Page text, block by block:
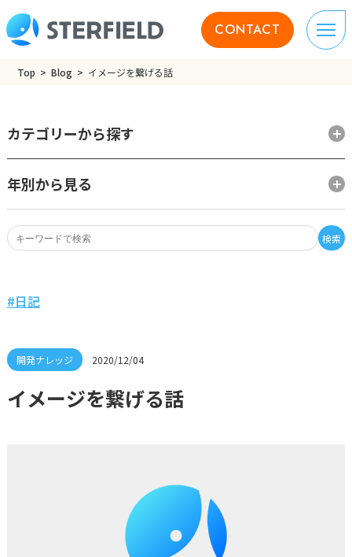
CONTACT
Top Blog イメージを繋げる話
検索
カテゴリーから探す
年別から見る
2020/12/04
日記
イメージを繋げる話